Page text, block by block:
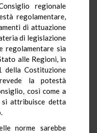
regionale
regolamentare,
di attuazione
di legislazione
regolamentare sia
alle Regioni, in
della Costituzione
la potestà
così come a
attribuisce detta
norme sarebbe